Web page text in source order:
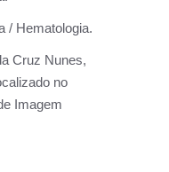
/ Hematologia.
Cruz Nunes,
no
Imagem